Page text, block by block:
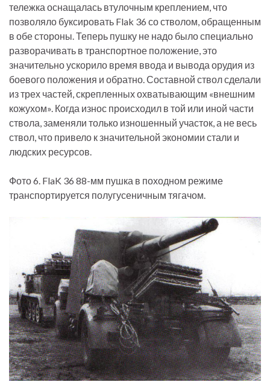
тележка оснащалась втулочным креплением, что
позволяло буксировать Flak 36 со стволом, обращенным
в обе стороны. Теперь пушку не надо было специально
разворачивать в транспортное положение, это
значительно ускорило время ввода и вывода орудия из
боевого положения и обратно. Составной ствол сделали
из трех частей, скрепленных охватывающим «внешним
кожухом». Когда износ происходил в той или иной части
ствола, заменяли только изношенный участок, а не весь
ствол, что привело к значительной экономии стали и
людских ресурсов.
Фото 6. FlaK 36 88-мм пушка в походном режиме
транспортируется полугусеничным тягачом.